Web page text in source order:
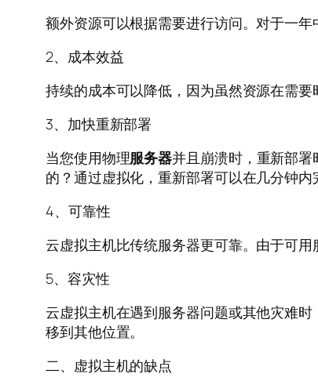
额外资源可以根据需要进行访问。对于一
2、成本效益
持续的成本可以降低，因为虽然资源在需
3、加快重新部署
当您使用物理服务器并且崩溃时，重新部
的？通过虚拟化，重新部署可以在几分钟内
4、可靠性
云虚拟主机比传统服务器更可靠。由于可
5、容灾性
云虚拟主机在遇到服务器问题或其他灾难
移到其他位置。
二、虚拟主机的缺点